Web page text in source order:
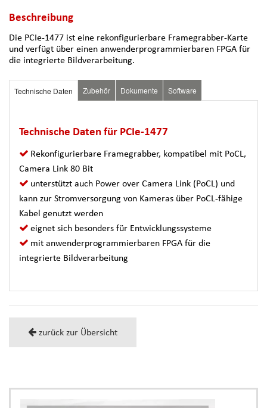
Beschreibung
Die PCIe-1477 ist eine rekonfigurierbare Framegrabber-Karte
und verfügt über einen anwenderprogrammierbaren FPGA für
die integrierte Bildverarbeitung.
Technische Daten Zubehör Dokumente Software
Technische Daten für PCIe-1477
Rekonfigurierbare Framegrabber, kompatibel mit PoCL,
Camera Link 80 Bit
unterstützt auch Power over Camera Link (PoCL) und
kann zur Stromversorgung von Kameras über PoCL-fähige
Kabel genutzt werden
eignet sich besonders für Entwicklungssysteme
mit anwenderprogrammierbaren FPGA für die
integrierte Bildverarbeitung
zurück zur Übersicht